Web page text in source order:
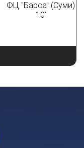
ФЦ "Барса" (Суми)
10'